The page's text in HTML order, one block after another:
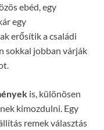
ebéd, egy
egy
erősítik a családi
sokkal jobban várják
is, különösen
kimozdulni. Egy
remek választás